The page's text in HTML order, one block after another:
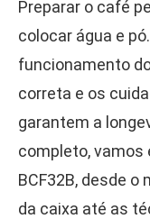
Preparar o café
colocar água e
funcionamento
correta e os
garantem a
completo, vamos
BCF32B, desde
da caixa até as